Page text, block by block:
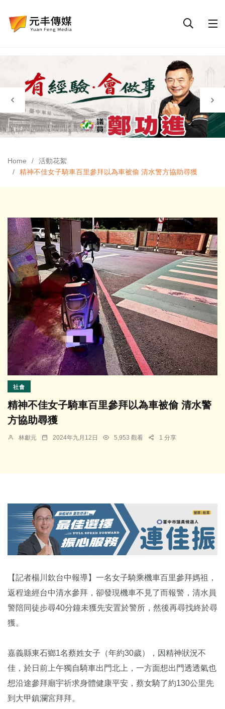
Home
活動花絮
精神不佳女子騎車百里參拜以為車被偷 清水警方協助尋獲
社會
精神不佳女子騎車百里參拜以為車被偷 清水警
方協助尋獲
林獻元 2024年九月12日 5,953 觀看 1 分享
【記者楊川欽台中報導】一名女子騎乘機車百里參拜媽祖，
返程途經台中清水參拜，卻發現機車不見了而報警，清水員
警陪同徒步尋40分鐘未獲先安置於警所，然後再尋找終於尋
獲。
嘉義縣東石鄉1名蔡姓女子（年約30歲），因精神狀況不
佳，於日前上午獨自騎車出門北上，一方面想出門透透氣也
想沿途參拜廟宇祈求身體健康平安，蔡女騎了約130公里先
到大甲鎮瀾宮拜拜。